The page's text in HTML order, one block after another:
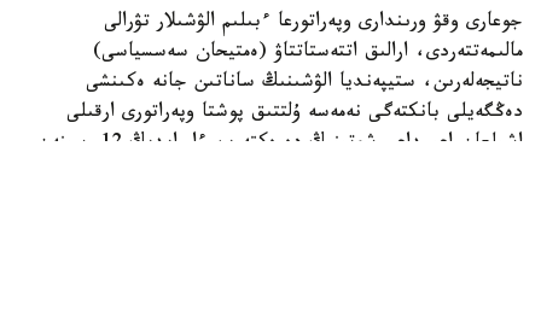
جوعارى وقۋ ورىندارى وپەراتورعا ءبىلىم الۋشىلار تۋرالى
مالىمەتتەردى، ارالىق اتتەستاتتاۋ (ەمتيحان سەسسياسى)
ناتيجەلەرىن، ستيپەنديا الۋشىنىڭ ساناتىن جانە ەكىنشى
دەڭگەيلى بانكتەگى نەمەسە ۇلتتىق پوشتا وپەراتورى ارقىلى
اشىلعان اعىمداعى شوتىنىڭ دەرەكتەرىن ءار ايدىڭ 12-سىنەن